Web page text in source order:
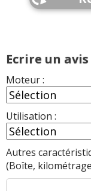
Ecrire un avis
Moteur :
Utilisation :
Autres
(Boîte,